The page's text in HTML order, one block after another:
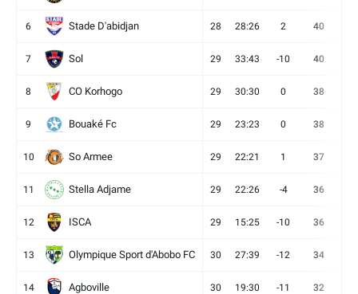
6 Stade D'abidjan 28 28:26 2 40
7 Sol 29 33:43 -10 40
8 CO Korhogo 29 30:30 0 38
9 Bouaké Fc 29 23:23 0 38
10 So Armee 29 22:21 1 37
11 Stella Adjame 29 22:26 -4 36
12 ISCA 29 15:25 -10 36
13 Olympique Sport d'Abobo FC 30 27:39 -12 34
14 Agboville 30 19:30 -11 32